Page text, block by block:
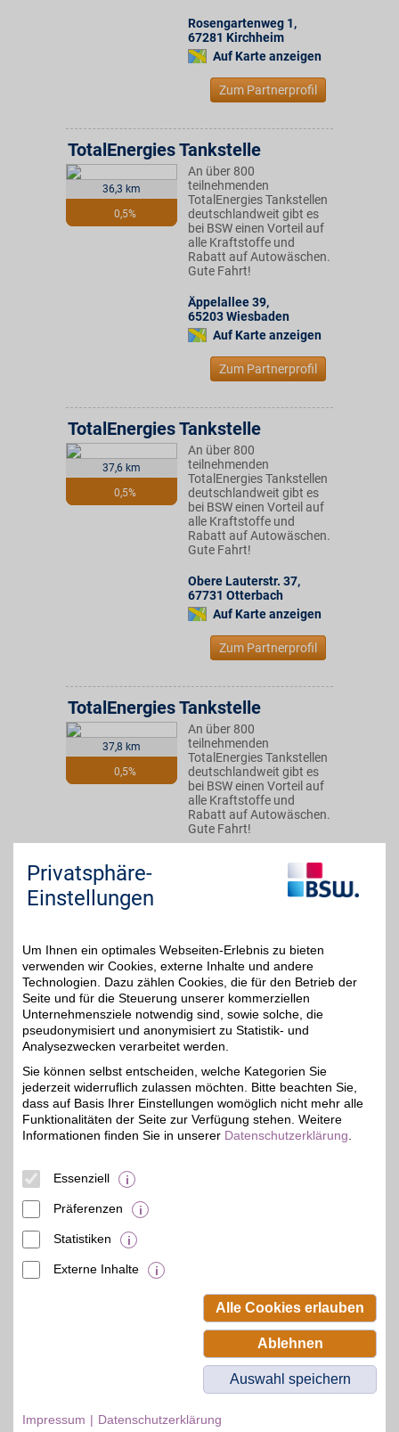
Rosengartenweg 1,
67281 Kirchheim
Auf Karte anzeigen
Zum Partnerprofil
36,3 km
0,5%
TotalEnergies Tankstelle
An über 800
teilnehmenden
TotalEnergies Tankstellen
deutschlandweit gibt es
bei BSW einen Vorteil auf
alle Kraftstoffe und
Rabatt auf Autowäschen.
Gute Fahrt!
Äppelallee 39,
65203Wiesbaden
Auf Karte anzeigen
Zum Partnerprofil
37,6 km
0,5%
TotalEnergies Tankstelle
An über 800
teilnehmenden
TotalEnergies Tankstellen
deutschlandweit gibt es
bei BSW einen Vorteil auf
alle Kraftstoffe und
Rabatt auf Autowäschen.
Gute Fahrt!
Obere Lauterstr. 37,
67731 Otterbach
Auf Karte anzeigen
Zum Partnerprofil
37,8 km
0,5%
TotalEnergies Tankstelle
An über 800
teilnehmenden
TotalEnergies Tankstellen
deutschlandweit gibt es
bei BSW einen Vorteil auf
alle Kraftstoffe und
Rabatt auf Autowäschen.
Gute Fahrt!
Dotzheimer Str. 184
Auf Karte anzeigen
38,8 km
0,5%
TotalEnergies Tankstelle
An über 800
teilnehmenden
TotalEnergies Tankstellen
deutschlandweit gibt es
bei BSW einen Vorteil auf
alle Kraftstoffe und
Rabatt auf Autowäschen.
Gute Fahrt!
Mainzer Str. 140,
Beamten-Selbsthilfewerk GmbH.
Privatsphäre-
Einstellungen
Um Ihnen ein optimales Webseiten-Erlebnis zu bieten
verwenden wir Cookies, externe Inhalte und andere
Technologien. Dazu zählen Cookies, die für den Betrieb der
Seite und für die Steuerung unserer kommerziellen
Unternehmensziele notwendig sind, sowie solche, die
pseudonymisiert und anonymisiert zu Statistik- und
Analysezwecken verarbeitet werden.
Sie können selbst entscheiden, welche Kategorien Sie
jederzeit widerruflich zulassen möchten. Bitte beachten Sie,
dass auf Basis Ihrer Einstellungen womöglich nicht mehr alle
Funktionalitäten der Seite zur Verfügung stehen. Weitere
Informationen finden Sie in unserer Datenschutzerklärung
Essenziell
Präferenzen
Statistiken
Externe Inhalte
Alle Cookies erlauben
Ablehnen
Auswahl speichern
Impressum Datenschutzerklärung